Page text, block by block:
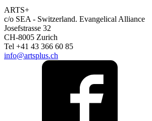
ARTS+
c/o SEA - Switzerland. Evangelical Alliance
Josefstrasse 32
CH-8005 Zurich
Tel +41 43 366 60 85
info@artsplus.ch